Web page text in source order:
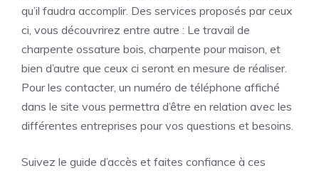
qu’il faudra accomplir. Des services proposés par ceux
ci, vous découvrirez entre autre : Le travail de
charpente ossature bois, charpente pour maison, et
bien d’autre que ceux ci seront en mesure de réaliser.
Pour les contacter, un numéro de téléphone affiché
dans le site vous permettra d’être en relation avec les
différentes entreprises pour vos questions et besoins.
Suivez le guide d’accès et faites confiance à ces